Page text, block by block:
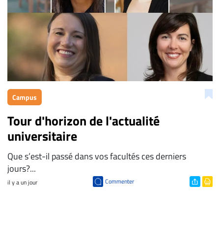
Campus
Tour d'horizon de l'actualité
universitaire
Que s’est-il passé dans vos facultés ces derniers
jours?...
il y a un jour Commenter